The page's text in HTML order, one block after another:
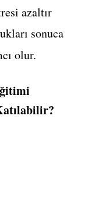
azaltır
sonuca
olur.